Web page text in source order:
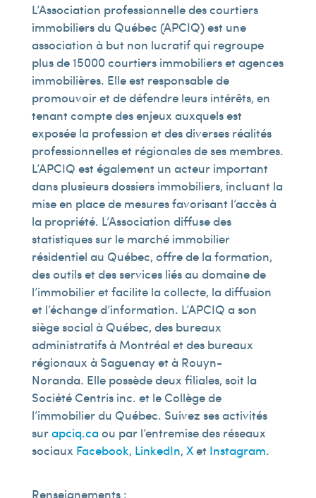
L’Association professionnelle des courtiers
immobiliers du Québec (APCIQ) est une
association à but non lucratif qui regroupe
plus de 15 000 courtiers immobiliers et agences
immobilières. Elle est responsable de
promouvoir et de défendre leurs intérêts, en
tenant compte des enjeux auxquels est
exposée la profession et des diverses réalités
professionnelles et régionales de ses membres.
L’APCIQ est également un acteur important
dans plusieurs dossiers immobiliers, incluant la
mise en place de mesures favorisant l’accès à
la propriété. L’Association diffuse des
statistiques sur le marché immobilier
résidentiel au Québec, offre de la formation,
des outils et des services liés au domaine de
l’immobilier et facilite la collecte, la diffusion
et l’échange d’information. L’APCIQ a son
siège social à Québec, des bureaux
administratifs à Montréal et des bureaux
régionaux à Saguenay et à Rouyn-
Noranda. Elle possède deux filiales, soit la
Société Centris inc. et le Collège de
l’immobilier du Québec. Suivez ses activités
surapciq.caou par l’entremise des réseaux
sociaux Facebook, LinkedIn, Xet Instagram.
Renseignements :